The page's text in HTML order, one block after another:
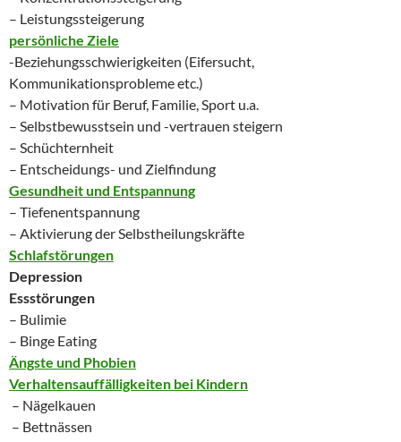
– Leistungssteigerung
persönliche Ziele
-Beziehungsschwierigkeiten (Eifersucht,
Kommunikationsprobleme etc.)
– Motivation für Beruf, Familie, Sport u.a.
– Selbstbewusstsein und -vertrauen steigern
– Schüchternheit
– Entscheidungs- und Zielfindung
Gesundheit und Entspannung
– Tiefenentspannung
– Aktivierung der Selbstheilungskräfte
Schlafstörungen
Depression
Essstörungen
– Bulimie
– Binge Eating
Ängste und Phobien
Verhaltensauffälligkeiten bei Kindern
– Nägelkauen
– Bettnässen